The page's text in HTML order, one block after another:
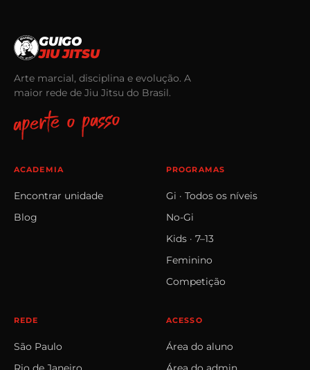
GUIGO
JIU JITSU
Arte marcial, disciplina e evolução. A
maior rede de Jiu Jitsu do Brasil.
aperte o passo
ACADEMIA
Encontrar unidade
Blog
PROGRAMAS
Gi · Todos os níveis
No‑Gi
Kids · 7–13
Feminino
Competição
REDE
São Paulo
ACESSO
Área do aluno